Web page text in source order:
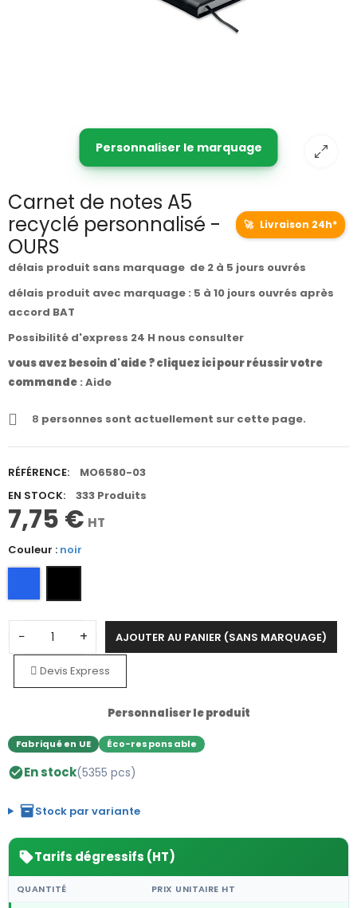
Personnaliser le marquage
Carnet de notes A5
recyclé personnalisé -
OURS
🚀 Livraison 24h*
délais produit sans marquage de 2 à 5 jours ouvrés
délais produit avec marquage : 5 à 10 jours ouvrés après
accord BAT
Possibilité d'express 24 H nous consulter
vous avez besoin d'aide ? cliquez ici pour réussir votre
commande : Aide
8 personnes sont actuellement sur cette page.
RÉFÉRENCE:
MO6580-03
EN STOCK:
333 Produits
7,75 € HT
Couleur : noir
− + AJOUTER AU PANIER (SANS MARQUAGE)
Devis Express
Personnaliser le produit
Fabriqué en UE Éco-responsable
check_circleEn stock(5355 pcs)
inventory_2Stock par variante
sellTarifs dégressifs (HT)
QUANTITÉ PRIX UNITAIRE HT